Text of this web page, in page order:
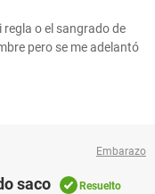
regla o el sangrado de
pero se me adelantó
Embarazo
saco Resuelto